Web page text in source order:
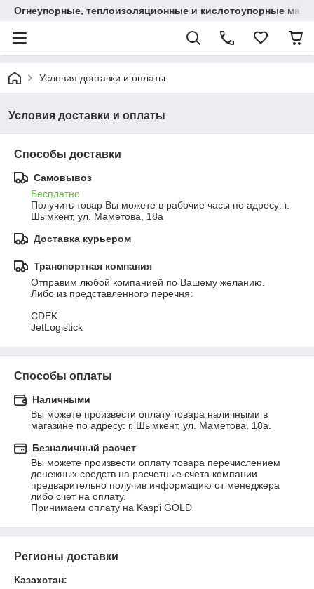
Огнеупорные, теплоизоляционные и кислотоупорные
Условия доставки и оплаты
Условия доставки и оплаты
Способы доставки
Самовывоз
Бесплатно
Получить товар Вы можете в рабочие часы по адресу: г.
Шымкент, ул. Маметова, 18а
Доставка курьером
Транспортная компания
Отправим любой компанией по Вашему желанию.
Либо из представленного перечня:
CDEK
JetLogistick
Способы оплаты
Наличными
Вы можете произвести оплату товара наличными в
магазине по адресу: г. Шымкент, ул. Маметова, 18а.
Безналичный расчет
Вы можете произвести оплату товара перечислением
денежных средств на расчетные счета компании
предварительно получив информацию от менеджера
либо счет на оплату.
Принимаем оплату на Kaspi GOLD
Регионы доставки
Казахстан: